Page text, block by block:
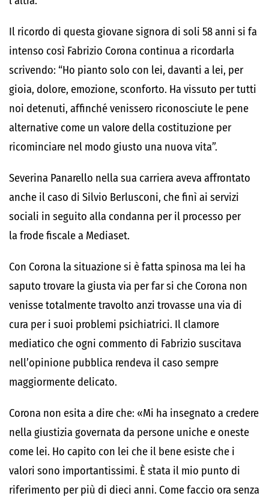
Il ricordo di questa giovane signora di soli 58 anni si fa
intenso così Fabrizio Corona continua a ricordarla
scrivendo: “Ho pianto solo con lei, davanti a lei, per
gioia, dolore, emozione, sconforto. Ha vissuto per tutti
noi detenuti, affinché venissero riconosciute le pene
alternative come un valore della costituzione per
ricominciare nel modo giusto una nuova vita”.
Severina Panarello nella sua carriera aveva affrontato
anche il caso di Silvio Berlusconi, che finì ai servizi
sociali in seguito alla condanna per il processo per
la frode fiscale a Mediaset.
Con Corona la situazione si è fatta spinosa ma lei ha
saputo trovare la giusta via per far si che Corona non
venisse totalmente travolto anzi trovasse una via di
cura per i suoi problemi psichiatrici. Il clamore
mediatico che ogni commento di Fabrizio suscitava
nell’opinione pubblica rendeva il caso sempre
maggiormente delicato.
Corona non esita a dire che: «Mi ha insegnato a credere
nella giustizia governata da persone uniche e oneste
come lei. Ho capito con lei che il bene esiste che i
valori sono importantissimi. È stata il mio punto di
riferimento per più di dieci anni. Come faccio ora senza